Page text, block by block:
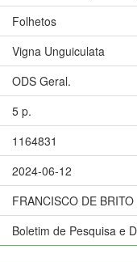
Folhetos
Vigna Unguiculata
ODS Geral.
5 p.
1164831
2024-06-12
FRANCISCO DE
Boletim de Pesquisa e